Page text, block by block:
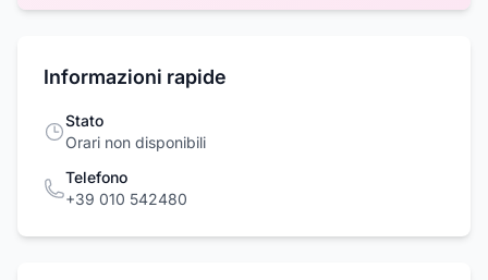
Informazioni rapide
Stato
Orari non disponibili
Telefono
+39 010 542480